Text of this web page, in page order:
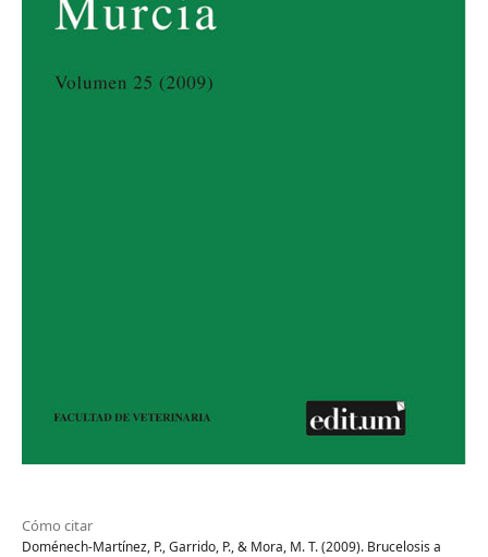
Cómo citar
Doménech-Martínez, P., Garrido, P., & Mora, M. T. (2009). Brucelosis a